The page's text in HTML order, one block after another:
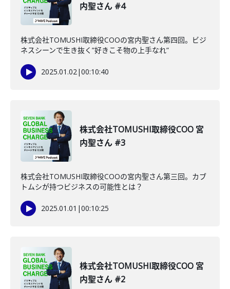
内聖さん #4
株式会社TOMUSHI取締役COOの宮内聖さん第四回。ビジ
ネスシーンで生き抜く”好きこそ物の上手なれ”
2025.01.02|00:10:40
株式会社TOMUSHI取締役COO 宮
内聖さん #3
株式会社TOMUSHI取締役COOの宮内聖さん第三回。カブ
トムシが持つビジネスの可能性とは？
2025.01.01 |00:10:25
株式会社TOMUSHI取締役COO 宮
内聖さん #2